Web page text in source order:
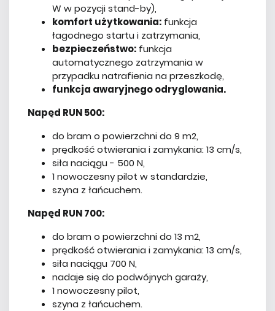
W w pozycji stand-by),
komfort użytkowania: funkcja
łagodnego startu i zatrzymania,
bezpieczeństwo: funkcja
automatycznego zatrzymania w
przypadku natrafienia na przeszkodę,
funkcja awaryjnego odryglowania.
Napęd RUN 500:
do bram o powierzchni do 9 m2,
prędkość otwierania i zamykania: 13 cm/s,
siła naciągu - 500 N,
1 nowoczesny pilot w standardzie,
szyna z łańcuchem.
Napęd RUN 700:
do bram o powierzchni do 13 m2,
prędkość otwierania i zamykania: 13 cm/s,
siła naciągu 700 N,
nadaje się do podwójnych garaży,
1 nowoczesny pilot,
szyna z łańcuchem.